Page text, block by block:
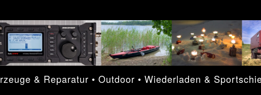
& Reparatur • Outdoor • Wiederladen &